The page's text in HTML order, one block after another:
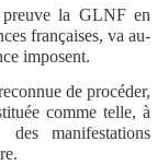
la GLNF en
françaises, va au-
imposent.
de procéder,
comme telle, à
manifestations